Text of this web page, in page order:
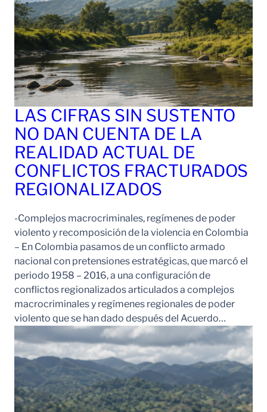
LAS CIFRAS SIN SUSTENTO
NO DAN CUENTA DE LA
REALIDAD ACTUAL DE
CONFLICTOS FRACTURADOS
REGIONALIZADOS
-Complejos macrocriminales, regímenes de poder
violento y recomposición de la violencia en Colombia
– En Colombia pasamos de un conflicto armado
nacional con pretensiones estratégicas, que marcó el
periodo 1958 – 2016, a una configuración de
conflictos regionalizados articulados a complejos
macrocriminales y regímenes regionales de poder
violento que se han dado después del Acuerdo…